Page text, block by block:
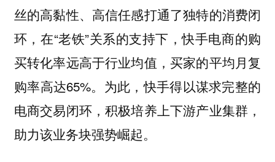
丝的高黏性、高信任感打通了独特的消费闭
环，在“老铁”关系的支持下，快手电商的购
买转化率远高于行业均值，买家的平均月复
购率高达65%。为此，快手得以谋求完整的
电商交易闭环，积极培养上下游产业集群，
助力该业务块强势崛起。